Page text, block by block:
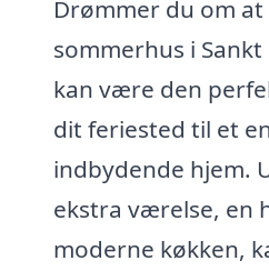
Drømmer du om
sommerhus i
kan være den
dit feriested til et
indbydende hjem.
ekstra værelse, en
moderne køkken,